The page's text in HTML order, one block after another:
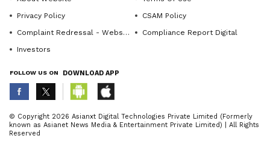
ಸಮಾಜಮುಖಿ ಚಿಂತನೆ, ಕಾಯಕನಿ?, ಜನಪ ಸೇವೆ ಹಾಗೂ
ಸರಳ ವ್ಯಕ್ತಿತ್ವದಿಂದ ಜನಮನ ಗೆದ್ದಿರುವ ನಾಯಕರಾಗಿರುವ
ಇವರಿಗೆ ಸಚಿವ ಸಂಪುಟದಲ್ಲಿ ಅವಕಾಶ ಕಲ್ಪಿಸಬೇಕೆಂದು
ಮನವಿ ಮಾಡುತ್ತೇನೆ ಎಂದರು.ಹಳೆ ಮೈಸೂರು ಭಾಗದ
ವೀರಶೈವ ಲಿಂಗಾಯತ ಸಮಾಜದ ಪ್ರಬಲ ಧ್ವನಿ ಆಗುವುದರ
ಮೂಲಕ ಪಕ್ಷಕ್ಕೆ ಅನುಕೂಲವಾಗಲಿದೆ. ಹಳೆ ಮೈಸೂರು
ಪಾತ್ರವಹಿಸುತ್ತದೆ. ಎಚ್.ಎಸ್.ಮಹದೇವಪ್ರಸಾದ್ ನಂತರ
ABOUT THE AUTHOR
K KannadaprabhaNewsNetwork
Privacy Policy
CSAM Policy
Complaint Redressal - Website
Compliance Report Digital
Investors
FOLLOW US ON DOWNLOAD APP
© Copyright 2026 Asianxt Digital Technologies Private Limited (Formerly
known as Asianet News Media & Entertainment Private Limited) | All Rights
Reserved